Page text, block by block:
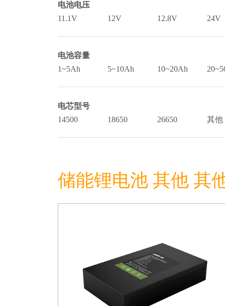
电池电压
11.1V
12V 12.8V 24V
电池容量
1~5Ah
5~10Ah 10~20Ah
电芯型号
14500
18650 26650 其他
储能锂电池 其他 其